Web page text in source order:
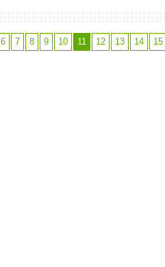
6 7 8 9 10 11 12 13 14 15